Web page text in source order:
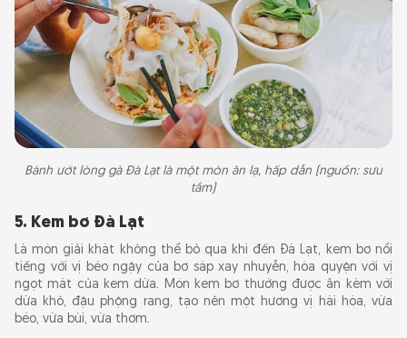
Bánh ướt lòng gà Đà Lạt là một món ăn lạ, hấp dẫn (nguồn: sưu
tầm)
5. Kem bơ Đà Lạt
Là món giải khát không thể bỏ qua khi đến Đà Lạt, kem bơ nổi
tiếng với vị béo ngậy của bơ sáp xay nhuyễn, hòa quyện với vị
ngọt mát của kem dừa. Món kem bơ thường được ăn kèm với
dừa khô, đậu phộng rang, tạo nên một hương vị hài hòa, vừa
béo, vừa bùi, vừa thơm.